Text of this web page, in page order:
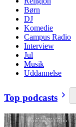
Børn
DJ
Komedie
Campus Radio
Interview
Jul
Musik
Uddannelse
Top podcasts